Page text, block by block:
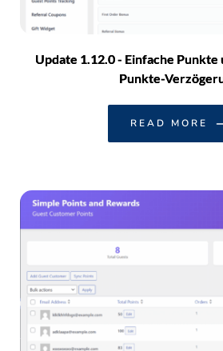
Update 1.12.0 - Einfache Punkte
Punkte-
READ MORE